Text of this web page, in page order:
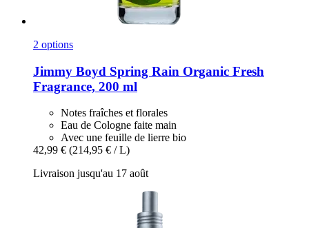
2 options
Jimmy Boyd Spring Rain Organic Fresh
Fragrance, 200 ml
Notes fraîches et florales
Eau de Cologne faite main
Avec une feuille de lierre bio
42,99 € (214,95 € / L)
Livraison jusqu'au 17 août